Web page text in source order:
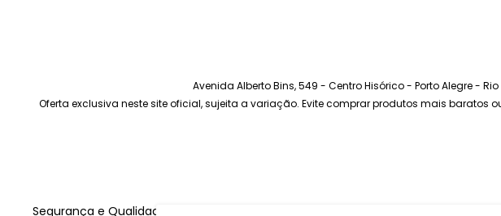
Avenida Alberto Bins, 549 - Centro Hisórico - Porto Alegre -
Oferta exclusiva neste site oficial, sujeita a variação. Evite comprar produtos mais baratos
Segurança e Qualidade